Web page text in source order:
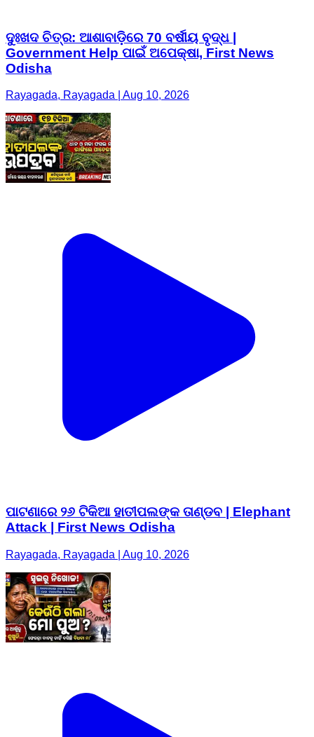
ଦୁଃଖଦ ଚିତ୍ର: ଆଶାବାଡ଼ିରେ 70 ବର୍ଷୀୟ ବୃଦ୍ଧ |
Government Help ପାଇଁ ଅପେକ୍ଷା, First News
Odisha
Rayagada, Rayagada | Aug 10, 2026
ପାଟଣାରେ ୨୬ ଟିକିଆ ହାତୀପଲଙ୍କ ତାଣ୍ଡବ | Elephant
Attack | First News Odisha
Rayagada, Rayagada | Aug 10, 2026